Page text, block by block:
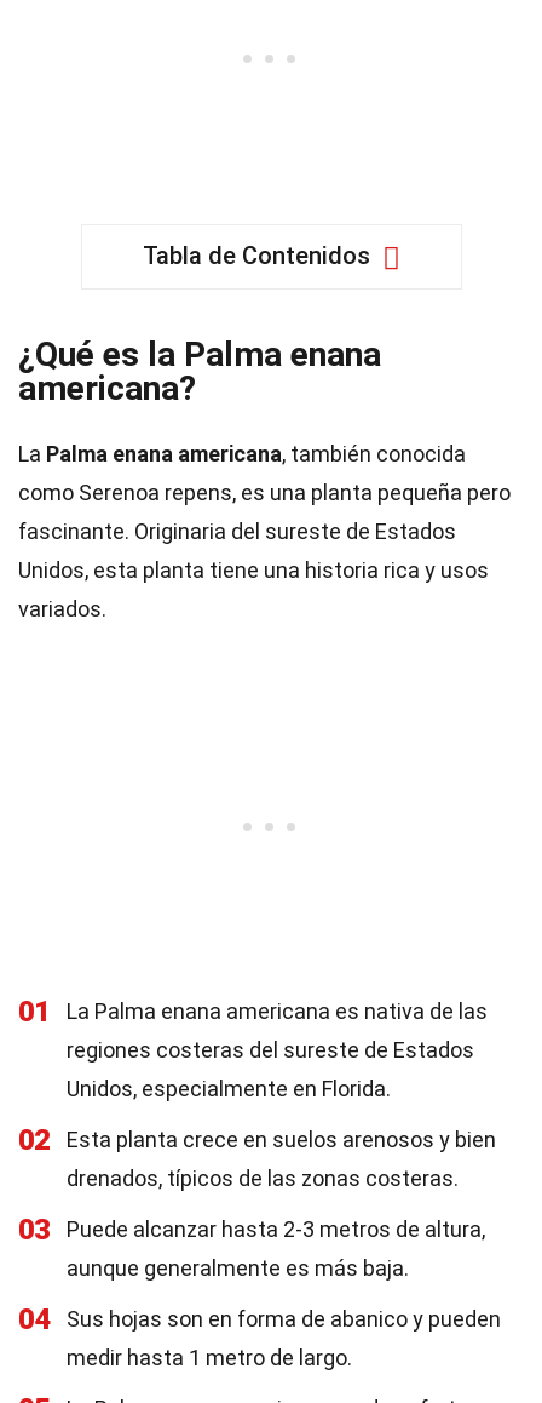
Tabla de Contenidos
¿Qué es la Palma enana
americana?
La Palma enana americana, también conocida
como Serenoa repens, es una planta pequeña pero
fascinante. Originaria del sureste de Estados
Unidos, esta planta tiene una historia rica y usos
variados.
01
La Palma enana americana es nativa de las
regiones costeras del sureste de Estados
Unidos, especialmente en Florida.
02
Esta planta crece en suelos arenosos y bien
drenados, típicos de las zonas costeras.
03
Puede alcanzar hasta 2-3 metros de altura,
aunque generalmente es más baja.
04
Sus hojas son en forma de abanico y pueden
medir hasta 1 metro de largo.